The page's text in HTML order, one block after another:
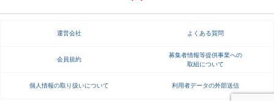
運営会社 よくある質問
会員規約
募集者情報等提供事業への
取組について
個人情報の取り扱いについて 利用者データの外部送信